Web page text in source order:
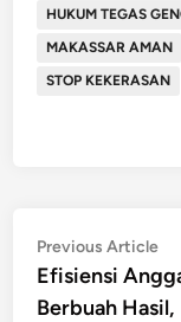
HUKUM TEGAS
MAKASSAR AMAN
STOP KEKERASAN
Post
navigation
Previous Article
Efisiensi
Berbuah Hasil,